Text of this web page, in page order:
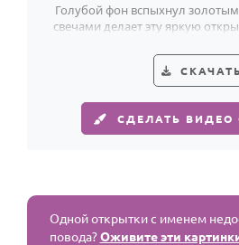
Голубой фон вспыхнул золотым
свечами делает эту яркую
СДЕЛАТЬ ВИДЕО
Одной открытки с именем
повода?Оживите эти